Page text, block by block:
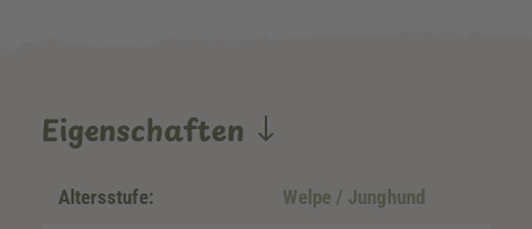
Eigenschaften
Altersstufe: Welpe / Junghund